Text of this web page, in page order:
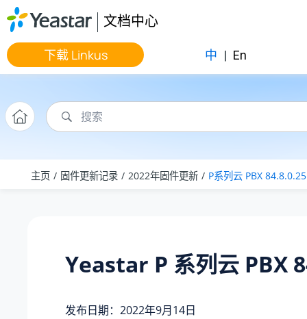
跳转到主要内容
文档中心
下载 Linkus 中 | En
主页 固件更新记录 2022年固件更新 P系列云 PBX 84.8.0.25
Yeastar P 系列云 PBX
发布日期：2022年9月14日